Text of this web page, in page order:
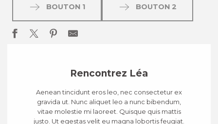
BOUTON 1 BOUTON 2
Rencontrez Léa
Aenean tincidunt eros leo, nec consectetur ex
gravida ut. Nunc aliquet leo a nunc bibendum,
vitae molestie mi laoreet. Quisque quis mattis
justo. Ut egestas velit eu magna lobortis feugiat.